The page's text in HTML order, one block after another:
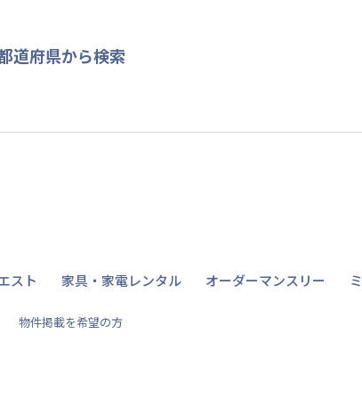
道府県から検索
スト 家具・家電レンタル オーダーマンスリー
物件掲載を希望の方